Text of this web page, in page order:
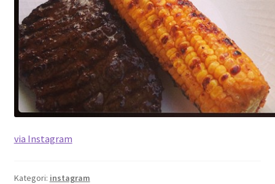
via Instagram
Kategori: instagram